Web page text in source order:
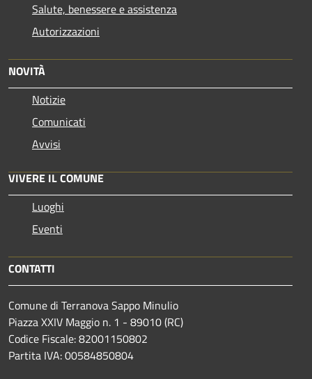
Salute, benessere e assistenza
Autorizzazioni
NOVITÀ
Notizie
Comunicati
Avvisi
VIVERE IL COMUNE
Luoghi
Eventi
CONTATTI
Comune di Terranova Sappo Minulio
Piazza XXIV Maggio n. 1 - 89010 (RC)
Codice Fiscale: 82001150802
Partita IVA: 00584850804